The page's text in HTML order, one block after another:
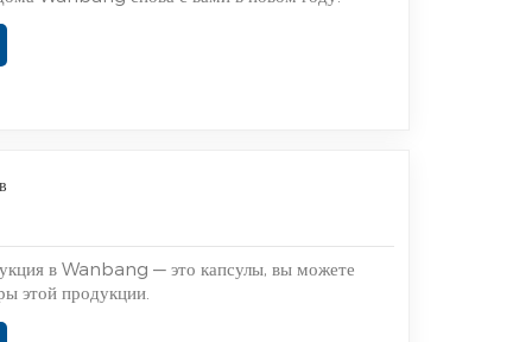
в Wanbang — это капсулы, вы можете
этой продукции.